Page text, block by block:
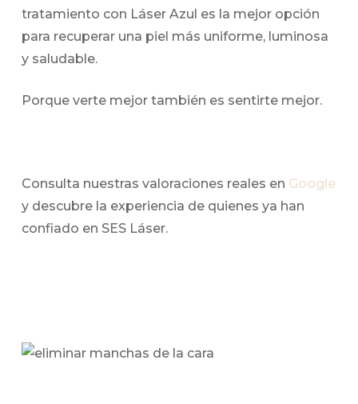
tratamiento con Láser Azul es la mejor opción
para recuperar una piel más uniforme, luminosa
y saludable.
Porque verte mejor también es sentirte mejor.
Consulta nuestras valoraciones reales en Google
y descubre la experiencia de quienes ya han
confiado en SES Láser.